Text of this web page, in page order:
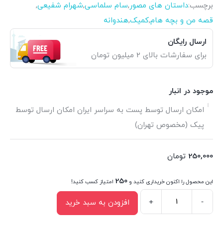
برچسب:داستان های مصور,سام سلماسی,شهرام شفیعی,
قصه من و بچه هام,کمیک,هندوانه
ارسال رایگان
برای سفارشات بالای 2 میلیون تومان
موجود در انبار
امکان ارسال توسط پست به سراسر ایران امکان ارسال توسط
پیک (مخصوص تهران)
250,000 تومان
این محصول را اکنون خریداری کنید و 250 امتیاز کسب کنید!
-
+ افزودن به سبد خرید